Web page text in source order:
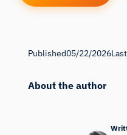
Published05/22/2026
About the author